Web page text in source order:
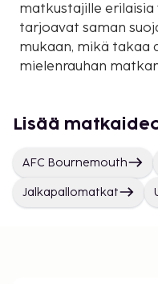
matkustajille erilaisia
tarjoavat saman
mukaan, mikä takaa
mielenrauhan
Lisää
AFC Bournemouth
Jalkapallomatkat